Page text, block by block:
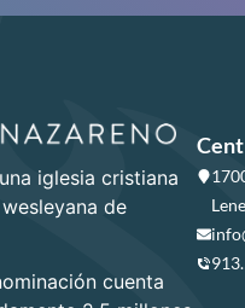
iglesia cristiana
de
cuenta